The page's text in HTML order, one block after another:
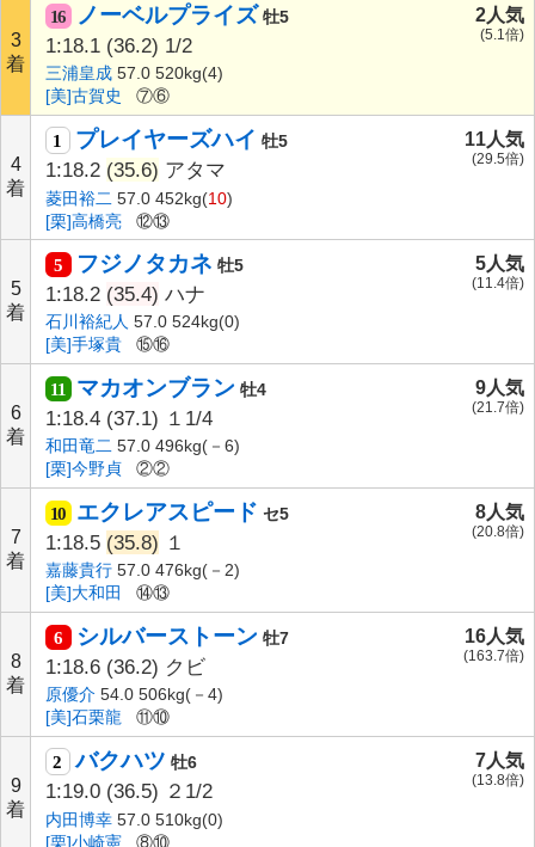
3
着
16 ノーベルプライズ 牡5
1:18.1 (36.2) 1/2
三浦皇成 57.0 520kg(4)
[美]古賀史
⑦⑥
2人気
(5.1倍)
4
着
1 プレイヤーズハイ 牡5
1:18.2 (35.6) アタマ
菱田裕二 57.0 452kg(10)
[栗]高橋亮
⑫⑬
11人気
(29.5倍)
5
着
5 フジノタカネ 牡5
1:18.2 (35.4) ハナ
石川裕紀人 57.0 524kg(0)
[美]手塚貴
⑮⑯
5人気
(11.4倍)
6
着
11 マカオンブラン 牡4
1:18.4 (37.1) １1/4
和田竜二 57.0 496kg(－6)
[栗]今野貞
②②
9人気
(21.7倍)
7
着
10 エクレアスピード セ5
1:18.5 (35.8) １
嘉藤貴行 57.0 476kg(－2)
[美]大和田
⑭⑬
8人気
(20.8倍)
8
着
6 シルバーストーン 牡7
1:18.6 (36.2) クビ
原優介 54.0 506kg(－4)
[美]石栗龍
⑪⑩
16人気
(163.7倍)
9
着
2 バクハツ 牡6
1:19.0 (36.5) ２1/2
内田博幸 57.0 510kg(0)
[栗]小崎憲
⑧⑩
7人気
(13.8倍)